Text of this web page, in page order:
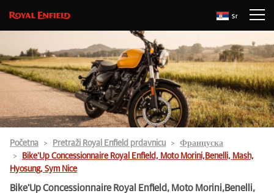
Sr
Početna Pretraži Royal Enfield prdavnicu
Француска
Bike'Up Concessionnaire Royal Enfield, Moto Morini,Benelli, Mash,
Hyosung, Sym Nice
Bike'Up Concessionnaire Royal Enfield, Moto Morini,Benelli,